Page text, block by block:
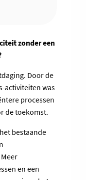
zonder een
Door de
activiteiten was
processen
de toekomst.
bestaande
en een